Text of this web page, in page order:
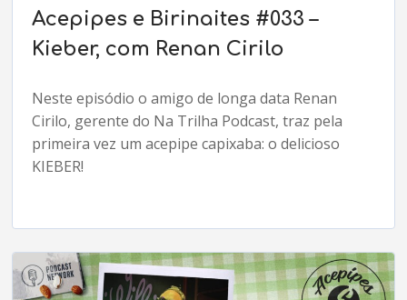
Acepipes e Birinaites #033 –
Kieber, com Renan Cirilo
Neste episódio o amigo de longa data Renan
Cirilo, gerente do Na Trilha Podcast, traz pela
primeira vez um acepipe capixaba: o delicioso
KIEBER!